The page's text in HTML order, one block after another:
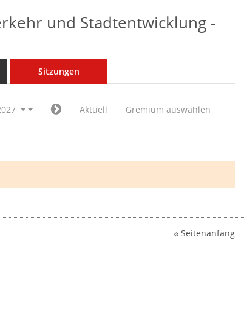
und Stadtentwicklung -
Sitzungen
Aktuell Gremium auswählen
Seitenanfang